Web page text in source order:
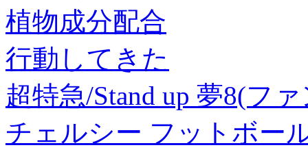
植物成分配合
行動してきた
超特急/Stand up 夢8(フ
チェルシー フットボー